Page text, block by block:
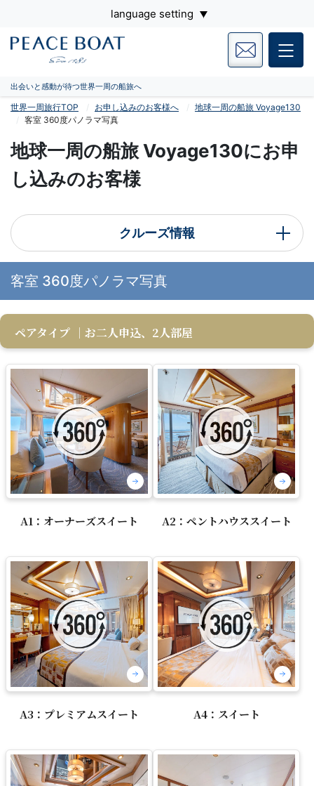
language setting
出会いと感動が待つ世界一周の船旅へ
世界一周旅行TOP お申し込みのお客様へ
地球一周の船旅 Voyage130
客室 360度パノラマ写真
地球一周の船旅 Voyage130にお申
し込みのお客様
クルーズ情報
客室 360度パノラマ写真
ペアタイプ ｜お二人申込、2人部屋
A1：オーナーズスイート A2：ペントハウススイート
A3：プレミアムスイート A4：スイート